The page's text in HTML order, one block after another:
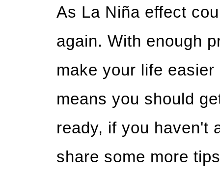
As La Niña effect
again. With enough
make your life
means you should
ready, if you haven't
share some more